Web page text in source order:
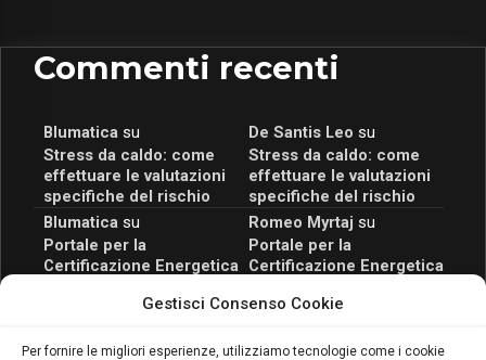
Gestisci Consenso Cookie
Per fornire le migliori esperienze, utilizziamo tecnologie come i cookie
Commenti recenti
Blumaticasu
Stress da caldo: come
effettuare le valutazioni
specifiche del rischio
De Santis Leo su
Stress da caldo: come
effettuare le valutazioni
specifiche del rischio
Blumaticasu
Portale per la
Certificazione Energetica
scopri il Corso Blumatica
Romeo Myrtaj su
Portale per la
Certificazione Energetica
scopri il Corso Blumatica
Blumaticasu